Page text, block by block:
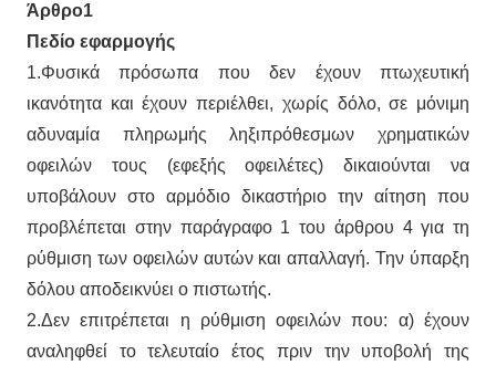
Άρθρο1
Πεδίο εφαρμογής
1.Φυσικά πρόσωπα που δεν έχουν πτωχευτική
ικανότητα και έχουν περιέλθει, χωρίς δόλο, σε μόνιμη
αδυναμία πληρωμής ληξιπρόθεσμων χρηματικών
οφειλών τους (εφεξής οφειλέτες) δικαιούνται να
υποβάλουν στο αρμόδιο δικαστήριο την αίτηση που
προβλέπεται στην παράγραφο 1 του άρθρου 4 για τη
ρύθμιση των οφειλών αυτών και απαλλαγή. Την ύπαρξη
δόλου αποδεικνύει ο πιστωτής.
2.Δεν επιτρέπεται η ρύθμιση οφειλών που: α) έχουν
αναληφθεί το τελευταίο έτος πριν την υποβολή της